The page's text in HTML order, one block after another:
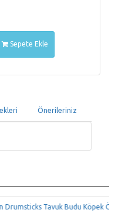
Sepete Ekle
Önerileriniz
Budu Köpek Ödülü